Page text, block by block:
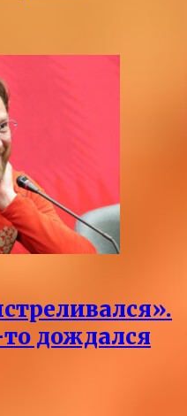
дождался